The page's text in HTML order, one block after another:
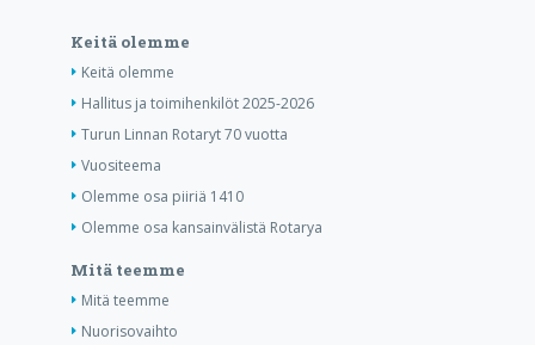
Keitä olemme
Keitä olemme
Hallitus ja toimihenkilöt 2025-2026
Turun Linnan Rotaryt 70 vuotta
Vuositeema
Olemme osa piiriä 1410
Olemme osa kansainvälistä Rotarya
Mitä teemme
Mitä teemme
Nuorisovaihto